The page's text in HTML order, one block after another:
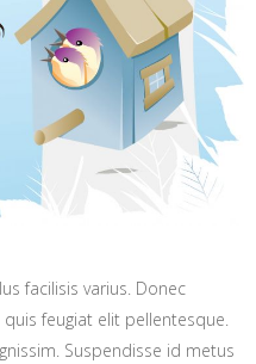
facilisis varius. Donec
feugiat elit pellentesque.
Suspendisse id metus